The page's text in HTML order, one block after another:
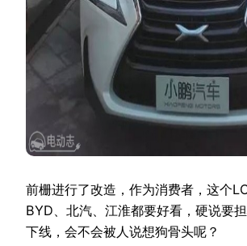
前栅进行了改造，作为消费者，这个
BYD、北汽、江淮都要好看，硬说要
下线，会不会被人说想狗骨头呢？